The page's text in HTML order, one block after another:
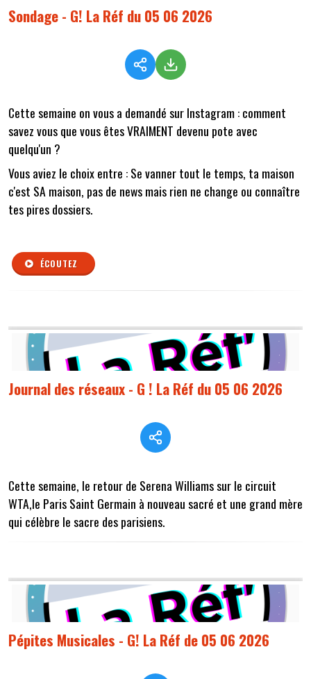
Sondage - G! La Réf du 05 06 2026
Cette semaine on vous a demandé sur Instagram : comment
savez vous que vous êtes VRAIMENT devenu pote avec
quelqu'un ?
Vous aviez le choix entre :Se vanner tout le temps, ta maison
c'est SA maison, pas de news mais rien ne change ou connaître
tes pires dossiers.
ÉCOUTEZ
Journal des réseaux - G ! La Réf du 05 06 2026
Cette semaine, le retour de Serena Williams sur le circuit
WTA,le Paris Saint Germain à nouveau sacré et une grand mère
qui célèbre le sacre des parisiens.
Pépites Musicales - G! La Réf de 05 06 2026